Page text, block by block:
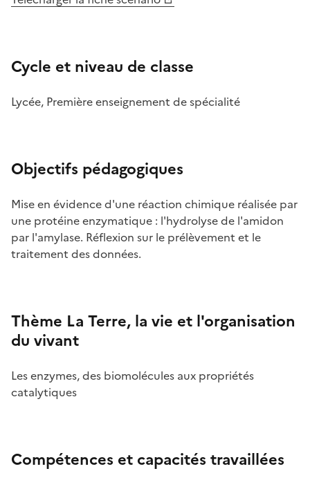
Cycle et niveau de classe
Lycée, Première enseignement de spécialité
Objectifs pédagogiques
Mise en évidence d'une réaction chimique réalisée par
une protéine enzymatique : l'hydrolyse de l'amidon
par l'amylase. Réflexion sur le prélèvement et le
traitement des données.
Thème La Terre, la vie et l'organisation
du vivant
Les enzymes, des biomolécules aux propriétés
catalytiques
Compétences et capacités travaillées